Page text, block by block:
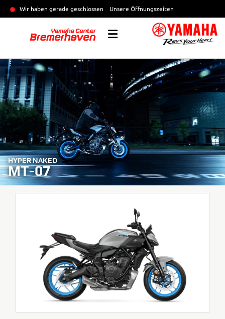
Wir haben gerade geschlossen Unsere Öffnungszeiten
HYPER NAKED
MT-07